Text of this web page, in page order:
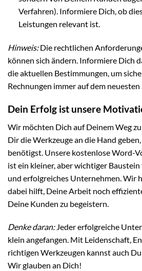
Verfahren). Informiere Dich, ob
Leistungen relevant ist.
Hinweis:Die rechtlichen
können sich ändern. Informiere Dich
die aktuellen Bestimmungen, um
Rechnungen immer auf dem neuesten
Dein Erfolg ist unsere
Wir möchten Dich auf Deinem Weg
Dir die Werkzeuge an die Hand
benötigst. Unsere kostenlose Word-
ist ein kleiner, aber wichtiger
und erfolgreiches Unternehmen. Wir
dabei hilft, Deine Arbeit noch
Deine Kunden zu begeistern.
Denke daran:Jeder erfolgreiche
klein angefangen. Mit Leidenschaft,
richtigen Werkzeugen kannst auch
Wir glauben an Dich!